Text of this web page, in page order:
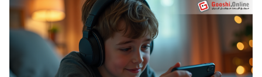
اطلاعات موردنیاز در اختیار شما باشد.